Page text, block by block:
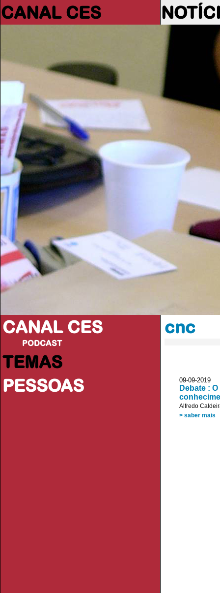
CANAL CES
CANAL CES
PODCAST
TEMAS
PESSOAS
cnc
09-09-
Debate :
Alfredo
> saber mais